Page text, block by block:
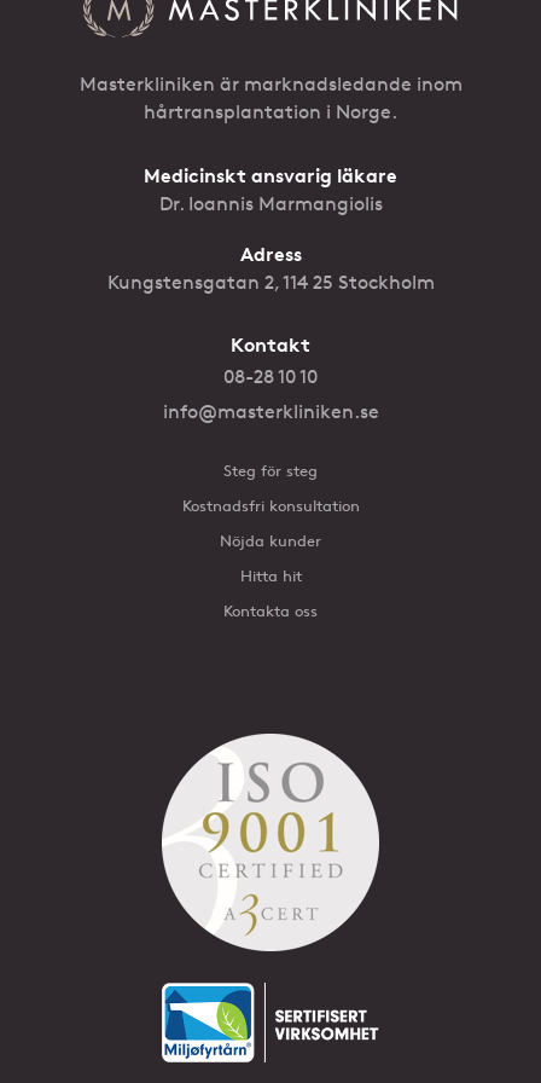
Masterkliniken är marknadsledande inom
hårtransplantation i Norge.
Medicinskt ansvarig läkare
Dr. Ioannis Marmangiolis
Adress
Kungstensgatan 2, 114 25 Stockholm
Kontakt
08-28 10 10
info@masterkliniken.se
Steg för steg
Kostnadsfri konsultation
Nöjda kunder
Hitta hit
Kontakta oss